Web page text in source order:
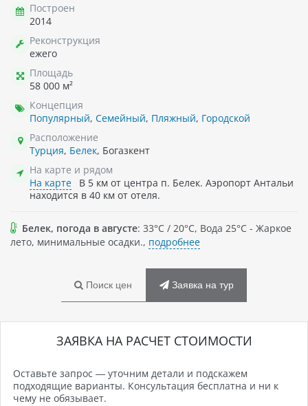
Построен
2014
Реконструкция
ежего
Площадь
58 000 м²
Концепция
Популярный, Семейный, Пляжный, Городской
Расположение
Турция, Белек, Богазкент
На карте и рядом
На карте
В 5 км от центра п. Белек. Аэропорт Антальи
находится в 40 км от отеля.
Белек, погода в августе: 33°C / 20°C, Вода 25°C - Жаркое
лето, минимальные осадки., подробнее
Поиск цен Заявка на тур
ЗАЯВКА НА РАСЧЕТ СТОИМОСТИ
Оставьте запрос — уточним детали и подскажем
подходящие варианты. Консультация бесплатна и ни к
чему не обязывает.